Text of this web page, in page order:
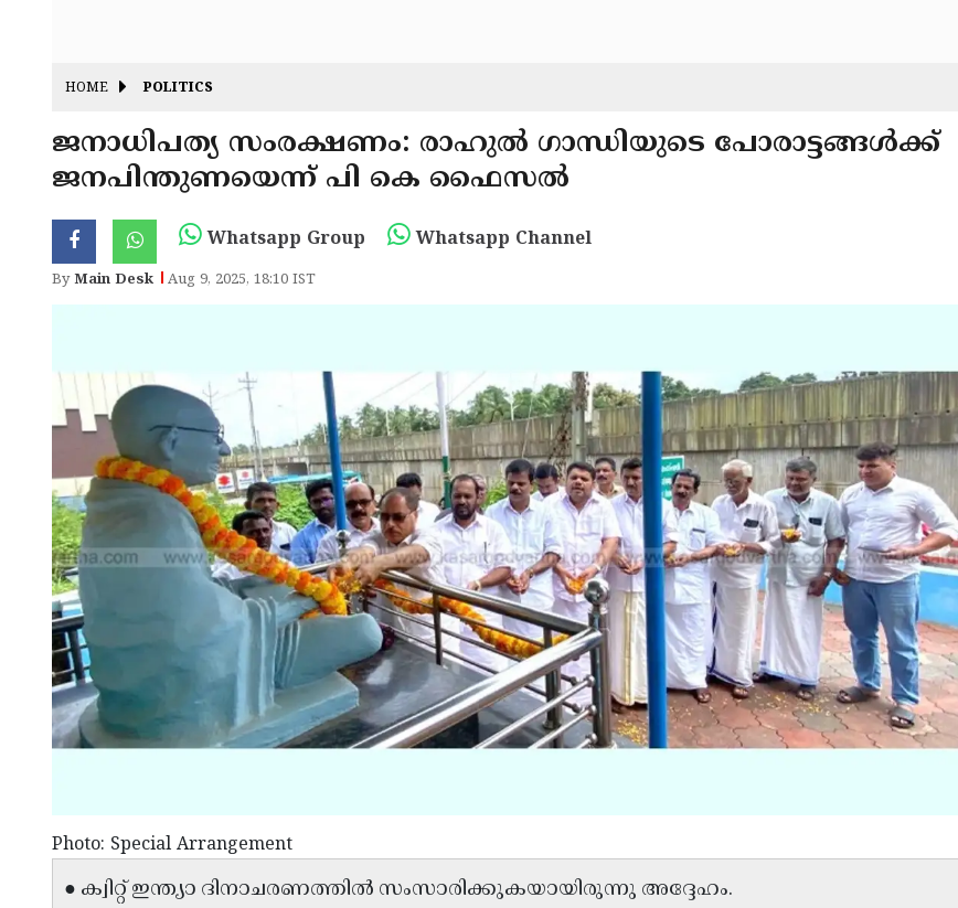
HOME POLITICS
ജനാധിപത്യ സംരക്ഷണം: രാഹുൽ ഗാന്ധിയുടെ പോരാട്ടങ്ങൾക്ക്
ജനപിന്തുണയെന്ന് പി കെ ഫൈസൽ
Whatsapp Group Whatsapp Channel
ByMain Desk Aug 9, 2025, 18:10 IST
Photo: Special Arrangement
● ക്വിറ്റ് ഇന്ത്യാ ദിനാചരണത്തിൽ സംസാരിക്കുകയായിരുന്നു അദ്ദേഹം.